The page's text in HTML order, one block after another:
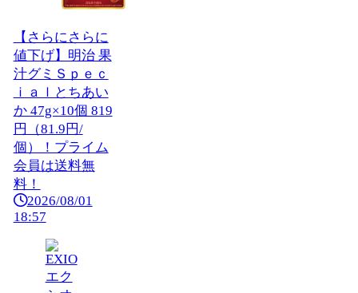
【さらにさらに
値下げ】明治 果
汁グミＳｐｅｃ
ｉａｌとちあい
か 47g×10個 819
円（81.9円/
個）！プライム
会員は送料無
料！
2026/08/01
18:57